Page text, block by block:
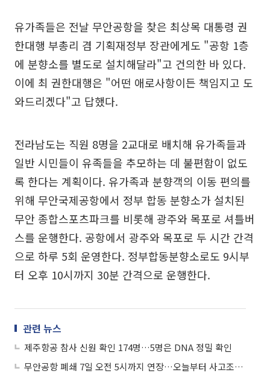
유가족들은 전날 무안공항을 찾은 최상목 대통령 권
한대행 부총리 겸 기획재정부 장관에게도 "공항 1층
에 분향소를 별도로 설치해달라"고 건의한 바 있다.
이에 최 권한대행은 "어떤 애로사항이든 책임지고 도
와드리겠다"고 답했다.
전라남도는 직원 8명을 2교대로 배치해 유가족들과
일반 시민들이 유족들을 추모하는 데 불편함이 없도
록 한다는 계획이다. 유가족과 분향객의 이동 편의를
위해 무안국제공항에서 정부 합동 분향소가 설치된
무안 종합스포츠파크를 비롯해 광주와 목포로 셔틀버
스를 운행한다. 공항에서 광주와 목포로 두 시간 간격
으로 하루 5회 운영한다. 정부합동분향소로도 9시부
터 오후 10시까지 30분 간격으로 운행한다.
관련 뉴스
제주항공 참사 신원 확인 174명…5명은 DNA 정밀 확인
무안공항 폐쇄 7일 오전 5시까지 연장…오늘부터 사고조사 개시